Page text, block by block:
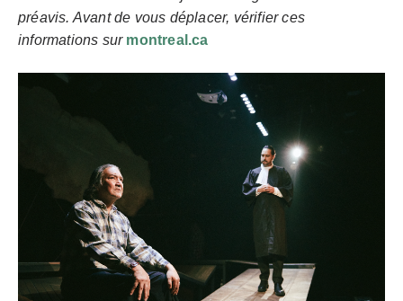
préavis. Avant de vous déplacer, vérifier ces
informations sur montreal.ca